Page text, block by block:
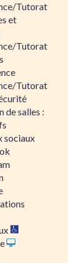
Tutorat
et
Tutorat
Tutorat
de salles :
sociaux